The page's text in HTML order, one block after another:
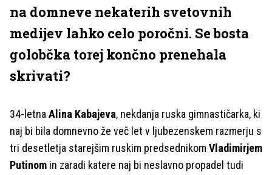
na domneve nekaterih svetovnih
medijev lahko celo poročni. Se bosta
golobčka torej končno prenehala
skrivati?
34-letna Alina Kabajeva, nekdanja ruska gimnastičarka, ki
naj bi bila domnevno že več let v ljubezenskem razmerju s
tri desetletja starejšim ruskim predsednikom Vladimirjem
Putinom in zaradi katere naj bi neslavno propadel tudi